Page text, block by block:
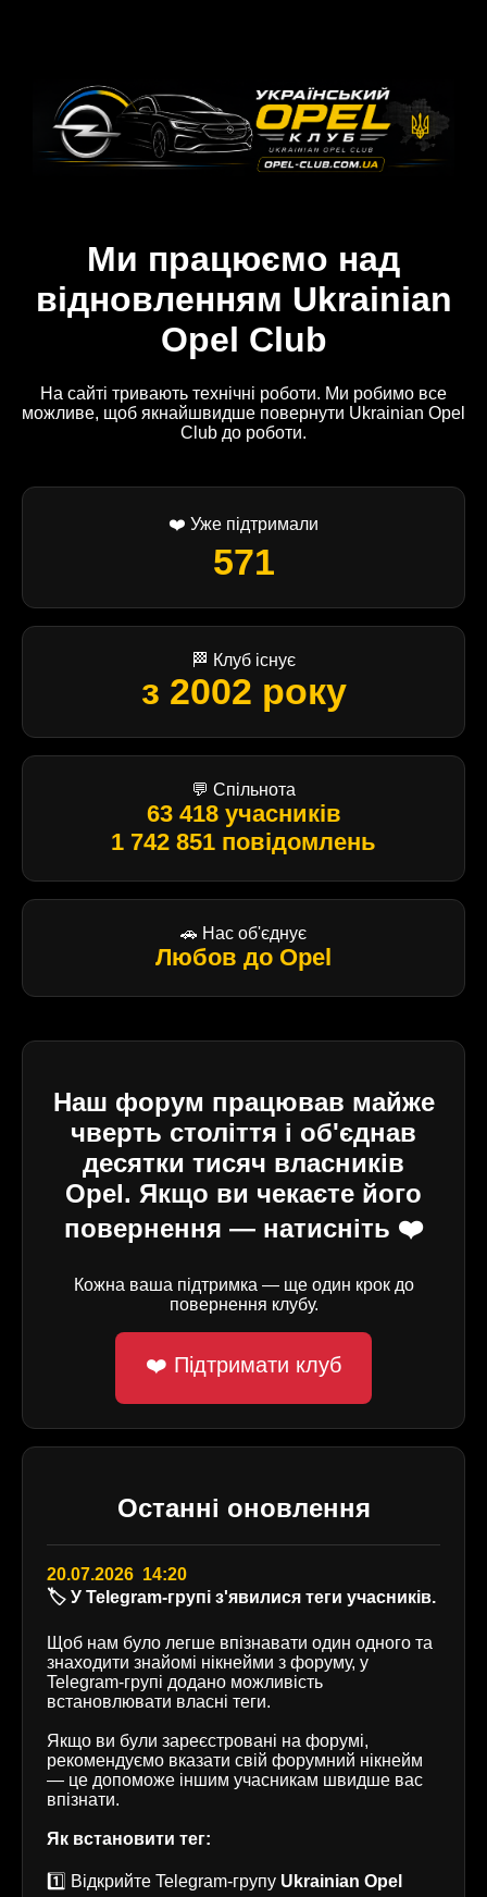
Ми працюємо над
відновленням Ukrainian
Opel Club
На сайті тривають технічні роботи. Ми робимо все
можливе, щоб якнайшвидше повернути Ukrainian Opel
Club до роботи.
❤️ Уже підтримали
571
🏁 Клуб існує
з 2002 року
💬 Спільнота
63 418 учасників
1 742 851 повідомлень
🚗 Нас об'єднує
Любов до Opel
Наш форум працював майже
чверть століття і об'єднав
десятки тисяч власників
Opel. Якщо ви чекаєте його
повернення — натисніть ❤️
Кожна ваша підтримка — ще один крок до
повернення клубу.
❤️ Підтримати клуб
Останні оновлення
20.07.2026 14:20
🏷️ У Telegram-групі з'явилися теги учасників.
Щоб нам було легше впізнавати один одного та
знаходити знайомі нікнейми з форуму, у
Telegram-групі додано можливість
встановлювати власні теги.
Якщо ви були зареєстровані на форумі,
рекомендуємо вказати свій форумний нікнейм
— це допоможе іншим учасникам швидше вас
впізнати.
Як встановити тег:
1️⃣ Відкрийте Telegram-групу Ukrainian Opel